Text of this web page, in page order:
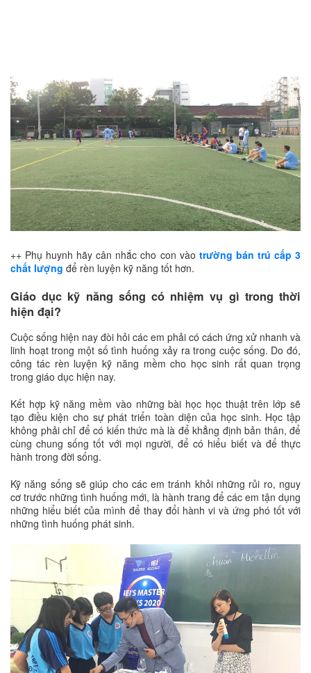
++ Phụ huynh hãy cân nhắc cho con vào trường bán trú cấp 3
chất lượng để rèn luyện kỹ năng tốt hơn.
Giáo dục kỹ năng sống có nhiệm vụ gì trong thời
hiện đại?
Cuộc sống hiện nay đòi hỏi các em phải có cách ứng xử nhanh và
linh hoạt trong một số tình huống xảy ra trong cuộc sống. Do đó,
công tác rèn luyện kỹ năng mềm cho học sinh rất quan trọng
trong giáo dục hiện nay.
Kết hợp kỹ năng mềm vào những bài học học thuật trên lớp sẽ
tạo điều kiện cho sự phát triển toàn diện của học sinh. Học tập
không phải chỉ để có kiến thức mà là để khẳng định bản thân, để
cùng chung sống tốt với mọi người, để có hiểu biết và để thực
hành trong đời sống.
Kỹ năng sống sẽ giúp cho các em tránh khỏi những rủi ro, nguy
cơ trước những tình huống mới, là hành trang để các em tận dụng
những hiểu biết của mình để thay đổi hành vi và ứng phó tốt với
những tình huống phát sinh.